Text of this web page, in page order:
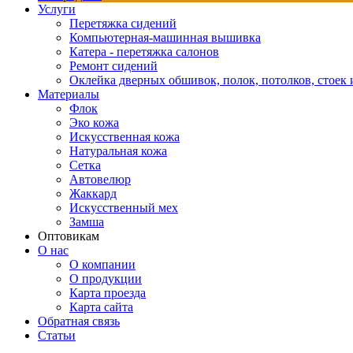
Услуги
Перетяжка сидений
Компьютерная-машинная вышивка
Катера - перетяжка салонов
Ремонт сидений
Оклейка дверных обшивок, полок, потолков, стоек
Материалы
Флок
Эко кожа
Искусственная кожа
Натуральная кожа
Сетка
Автовелюр
Жаккард
Искусственный мех
Замша
Оптовикам
О нас
О компании
О продукции
Карта проезда
Карта сайта
Обратная связь
Статьи